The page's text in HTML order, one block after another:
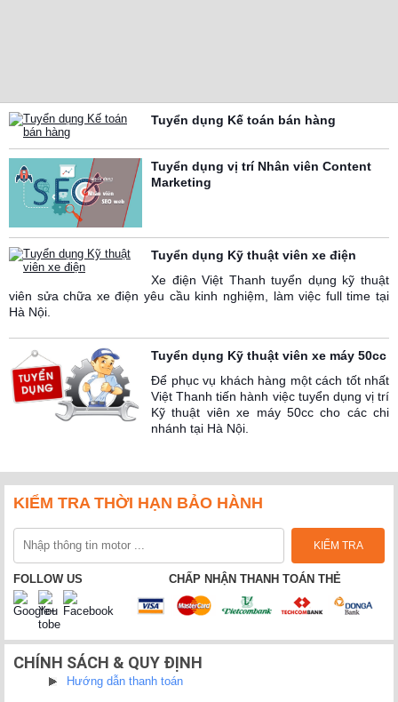
Tuyển dụng Kế toán bán hàng
Tuyển dụng vị trí Nhân viên Content
Marketing
Tuyển dụng Kỹ thuật viên xe điện
Xe điện Việt Thanh tuyển dụng kỹ thuật
viên sửa chữa xe điện yêu cầu kinh nghiệm, làm việc full time tại
Hà Nội.
Tuyển dụng Kỹ thuật viên xe máy 50cc
Để phục vụ khách hàng một cách tốt nhất
Việt Thanh tiến hành việc tuyển dụng vị trí
Kỹ thuật viên xe máy 50cc cho các chi
nhánh tại Hà Nội.
KIỂM TRA THỜI HẠN BẢO HÀNH
FOLLOW US CHẤP NHẬN THANH TOÁN THẺ
CHÍNH SÁCH & QUY ĐỊNH
Hướng dẫn thanh toán